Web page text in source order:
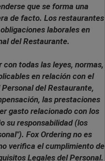
que se forma una
de facto. Los restaurantes
laborales en
del Restaurante.
todas las leyes, normas,
en relación con el
del Restaurante,
las prestaciones
gasto relacionado con los
su responsabilidad (los
Fox Ordering no es
verifica el cumplimiento de
Legales del Personal.